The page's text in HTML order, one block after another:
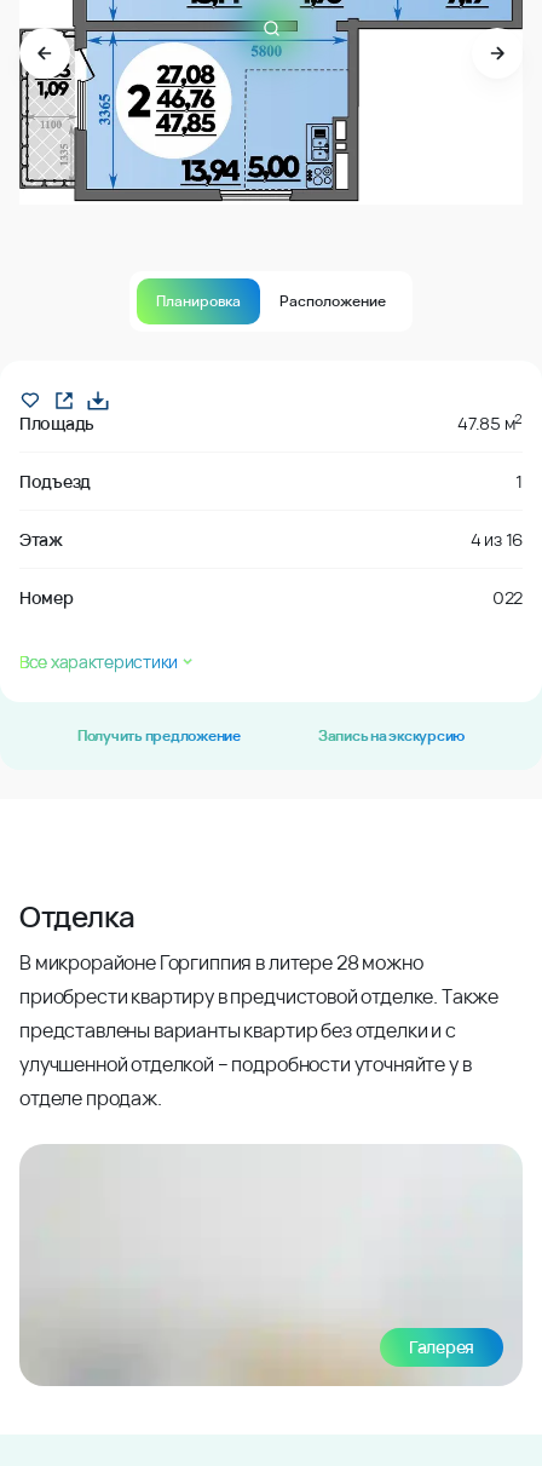
Планировка Расположение
Площадь 47.85 м2
Подъезд 1
Этаж 4 из16
Номер 022
Все характеристики
Получить предложение Запись на экскурсию
Отделка
В микрорайоне Горгиппия в литере 28 можно
приобрести квартиру в предчистовой отделке. Также
представлены варианты квартир без отделки и с
улучшенной отделкой – подробности уточняйте у в
отделе продаж.
Галерея